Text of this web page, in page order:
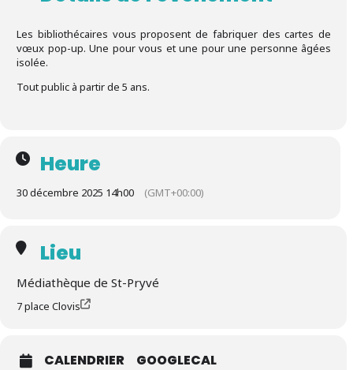
Les bibliothécaires vous proposent de fabriquer des cartes de
vœux pop-up. Une pour vous et une pour une personne âgées
isolée.
Tout public à partir de 5 ans.
Heure
30 décembre 2025 14h00 (GMT+00:00)
Lieu
Médiathèque de St-Pryvé
7 place Clovis
CALENDRIER GOOGLECAL